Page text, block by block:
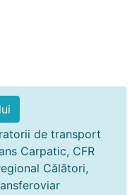
de transport
Carpatic, CFR
Călători,